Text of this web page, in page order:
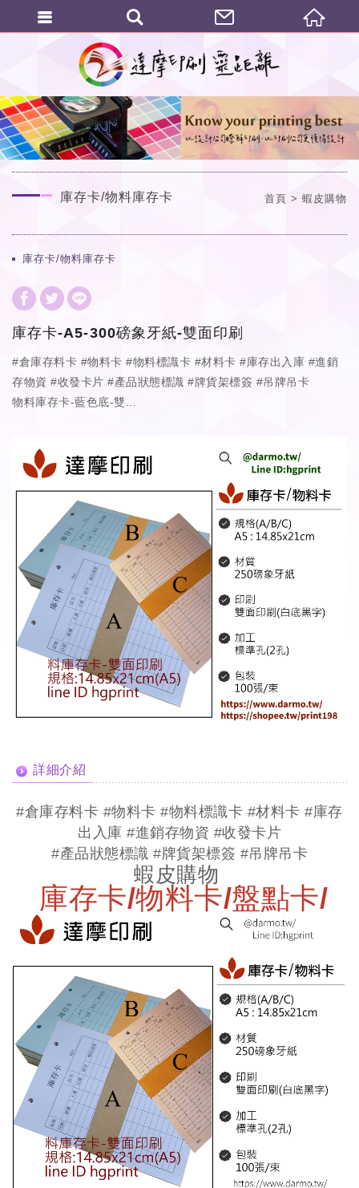
首頁 蝦皮購物
庫存卡/物料庫存卡
庫存卡/物料庫存卡
庫存卡-A5-300磅象牙紙-雙面印刷
#倉庫存料卡 #物料卡 #物料標識卡 #材料卡 #庫存出入庫 #進銷
存物資 #收發卡片 #產品狀態標識 #牌貨架標簽 #吊牌吊卡
物料庫存卡-藍色底-雙...
詳細介紹
#倉庫存料卡 #物料卡 #物料標識卡 #材料卡 #庫存
出入庫 #進銷存物資 #收發卡片
#產品狀態標識 #牌貨架標簽 #吊牌吊卡
蝦皮購物
庫存卡/物料卡/盤點卡/
繁體中文